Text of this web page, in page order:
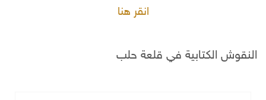
انقر هنا
النقوش الكتابية في قلعة حلب